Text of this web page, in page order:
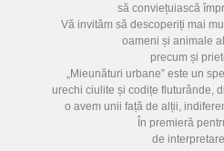
să conviețuiască
Vă invităm să descoperiți mai
oameni și animale
precum și
„Mieunături urbane” este un
urechi ciulite și codițe fluturânde,
o avem unii față de alții,
În premieră
de